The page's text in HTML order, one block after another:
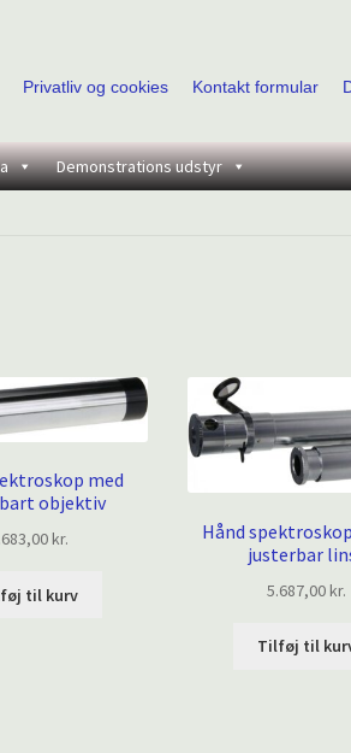
Privatliv og cookies Kontakt formular
Demonstrations udstyr
med
objektiv
kr.
til kurv
Hånd
justerbar
5.687,00kr.
Tilføj til